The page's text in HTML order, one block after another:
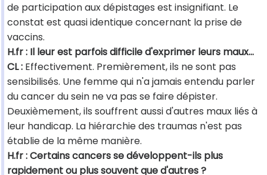
de participation aux dépistages est insignifiant. Le
constat est quasi identique concernant la prise de
vaccins.
H.fr : Il leur est parfois difficile d'exprimer leurs maux…
CL : Effectivement. Premièrement, ils ne sont pas
sensibilisés. Une femme qui n'a jamais entendu parler
du cancer du sein ne va pas se faire dépister.
Deuxièmement, ils souffrent aussi d'autres maux liés à
leur handicap. La hiérarchie des traumas n'est pas
établie de la même manière.
H.fr : Certains cancers se développent-ils plus
rapidement ou plus souvent que d'autres ?